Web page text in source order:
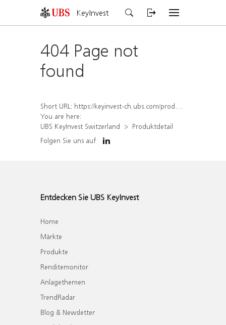
KeyInvest
404 Page not
found
Short URL: https://keyinvest-ch.ubs.com/produkt/detail/index/isin/CH1567047613
You are here:
UBS KeyInvest Switzerland
Produktdetail
Folgen Sie uns auf
Entdecken Sie UBS KeyInvest
Home
Märkte
Produkte
Renditemonitor
Anlagethemen
TrendRadar
Blog & Newsletter